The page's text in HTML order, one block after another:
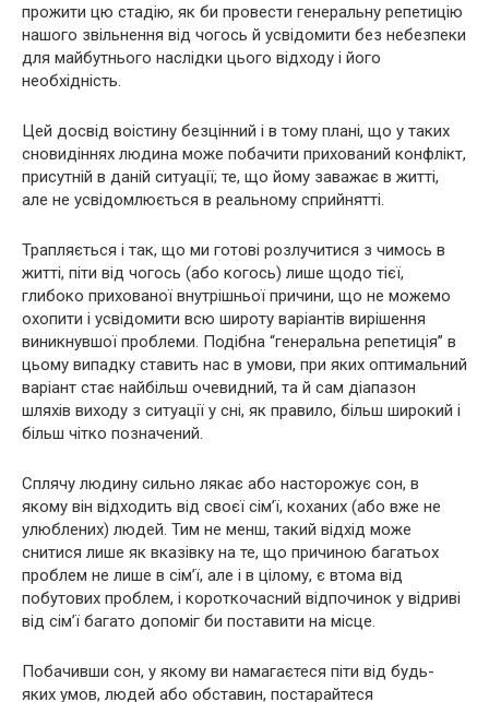
прожити цю стадію, як би провести генеральну репетицію
нашого звільнення від чогось й усвідомити без небезпеки
для майбутнього наслідки цього відходу і його
необхідність.
Цей досвід воістину безцінний і в тому плані, що у таких
сновидіннях людина може побачити прихований конфлікт,
присутній в даній ситуації; те, що йому заважає в житті,
але не усвідомлюється в реальному сприйнятті.
Трапляється і так, що ми готові розлучитися з чимось в
житті, піти від чогось (або когось) лише щодо тієї,
глибоко прихованої внутрішньої причини, що не можемо
охопити і усвідомити всю широту варіантів вирішення
виникнувшої проблеми. Подібна “генеральна репетиція” в
цьому випадку ставить нас в умови, при яких оптимальний
варіант стає найбільш очевидний, та й сам діапазон
шляхів виходу з ситуації у сні, як правило, більш широкий і
більш чітко позначений.
Сплячу людину сильно лякає або насторожує сон, в
якому він відходить від своєї сім’ї, коханих (або вже не
улюблених) людей. Тим не менш, такий відхід може
снитися лише як вказівку на те, що причиною багатьох
проблем не лише в сім’ї, але і в цілому, є втома від
побутових проблем, і короткочасний відпочинок у відриві
від сім’ї багато допоміг би поставити на місце.
Побачивши сон, у якому ви намагаєтеся піти від будь-
яких умов, людей або обставин, постарайтеся